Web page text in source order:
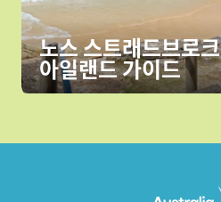
노스 스트래드브로크
아일랜드 가이드